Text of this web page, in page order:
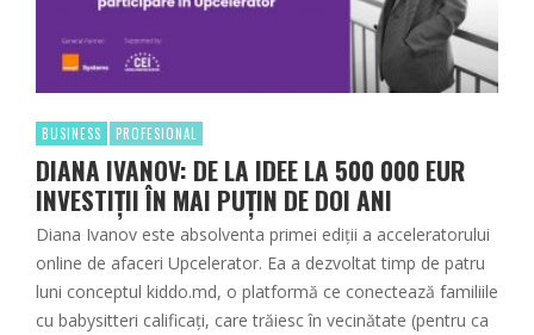
BUSINESS PROFESIONAL
DIANA IVANOV: DE LA IDEE LA 500 000 EUR
INVESTIȚII ÎN MAI PUȚIN DE DOI ANI
Diana Ivanov este absolventa primei ediții a acceleratorului
online de afaceri Upcelerator. Ea a dezvoltat timp de patru
luni conceptul kiddo.md, o platformă ce conectează familiile
cu babysitteri calificați, care trăiesc în vecinătate (pentru ca